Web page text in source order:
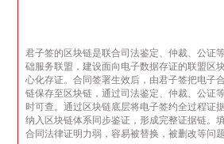
君子签的区块链是联合司法鉴定、仲裁、公证
础服务联盟，建设面向电子数据存证的联盟区
心化存证。合同签署生效后，由君子签把电子
链保存至区块链，通过司法鉴定、仲裁、公证
时可查。通过区块链底层将电子签约全过程证
纳入区块链体系同步鉴证，形成完整证据链。
合同法律证明力弱，容易被替换，被删改等问题